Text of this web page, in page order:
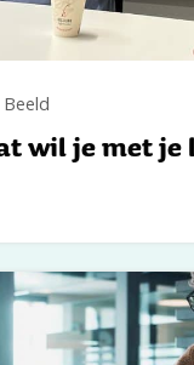
wil je met je